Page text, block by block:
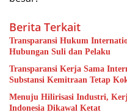
Berita Terkait
Transparansi Hukum
Hubungan Suli dan Pelaku
Transparansi Kerja Sama
Substansi Kemitraan Tetap
Menuju Hilirisasi Industri,
Indonesia Dikawal Ketat